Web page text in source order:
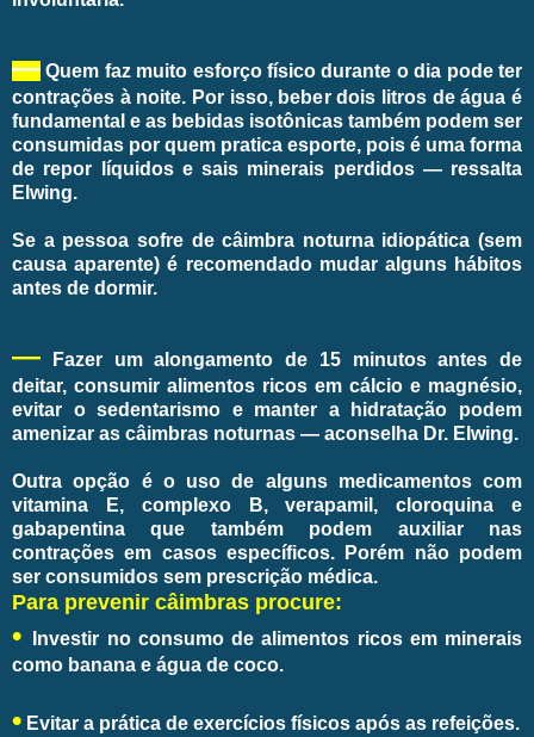
— Quem faz muito esforço físico durante o dia pode ter
contrações à noite. Por isso, beber dois litros de água é
fundamental e as bebidas isotônicas também podem ser
consumidas por quem pratica esporte, pois é uma forma
de repor líquidos e sais minerais perdidos — ressalta
Elwing.
Se a pessoa sofre de câimbra noturna idiopática (sem
causa aparente) é recomendado mudar alguns hábitos
antes de dormir.
— Fazer um alongamento de 15 minutos antes de
deitar, consumir alimentos ricos em cálcio e magnésio,
evitar o sedentarismo e manter a hidratação podem
amenizar as câimbras noturnas — aconselha Dr. Elwing.
Outra opção é o uso de alguns medicamentos com
vitamina E, complexo B, verapamil, cloroquina e
gabapentina que também podem auxiliar nas
contrações em casos específicos. Porém não podem
ser consumidos sem prescrição médica.
Para prevenir câimbras procure:
•
Investir no consumo de alimentos ricos em minerais
como banana e água de coco.
• Evitar a prática de exercícios físicos após as refeições.